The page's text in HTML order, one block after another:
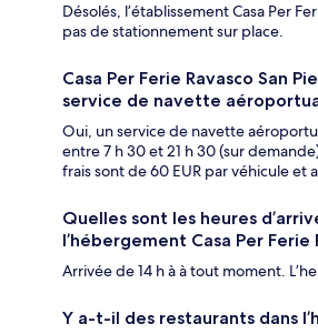
Désolés, l’établissement Casa Per
pas de stationnement sur place.
Casa Per Ferie Ravasco San
service de navette
Oui, un service de navette
entre 7 h 30 et 21 h 30 (sur
frais sont de 60 EUR par véhicule et
Quelles sont les heures
l’hébergement Casa Per Ferie
Arrivée de 14 h à à tout moment.
Y a-t-il des restaurants dans